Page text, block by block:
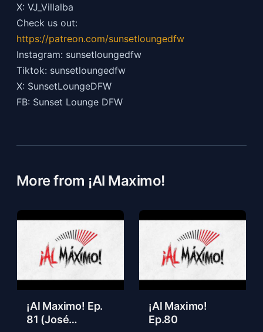
X: VJ_Villalba
Check us out:
https://patreon.com/sunsetloungedfw
Instagram: sunsetloungedfw
Tiktok: sunsetloungedfw
X: SunsetLoungeDFW
FB: Sunset Lounge DFW
More from ¡Al Maximo!
¡Al Maximo! Ep.
81 (José
¡Al Maximo!
Ep.80